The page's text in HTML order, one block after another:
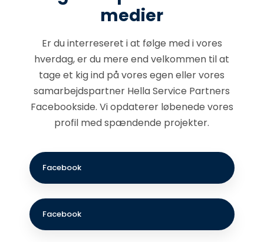
medier
Er du interreseret i at følge med i vores
hverdag, er du mere end velkommen til at
tage et kig ind på vores egen eller vores
samarbejdspartner Hella Service Partners
Facebookside​. Vi opdaterer løbenede vores
profil med spændende projekter.
Facebook​
Facebook​